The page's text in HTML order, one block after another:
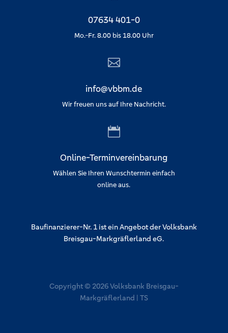
07634 401-0
Mo.-Fr. 8.00 bis 18.00 Uhr

info@vbbm.de
Wir freuen uns auf Ihre Nachricht.

Online-Terminvereinbarung
Wählen Sie Ihren Wunschtermin einfach
online aus.
Baufinanzierer-Nr. 1 ist ein Angebot der Volksbank
Breisgau-Markgräflerland eG.
Copyright © 2026 Volksbank Breisgau-
Markgräflerland | TS